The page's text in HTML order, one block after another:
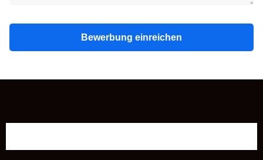
Bewerbung einreichen